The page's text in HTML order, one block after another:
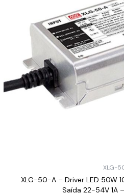
XLG-
XLG-50-A – Driver LED 50W
Saída 22-54V 1A